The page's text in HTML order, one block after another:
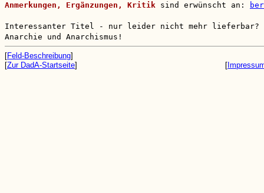
Anmerkungen, Ergänzungen, Kritik sind erwünscht an:
Interessanter Titel - nur leider nicht mehr lieferbar?
Anarchie und Anarchismus!
[Feld-Beschreibung]
[Zur DadA-Startseite] [